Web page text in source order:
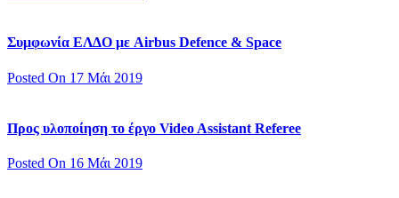
Συμφωνία ΕΛΔΟ με Airbus Defence & Space
Posted On 17 Μάι 2019
Προς υλοποίηση το έργο Video Assistant Referee
Posted On 16 Μάι 2019